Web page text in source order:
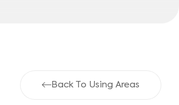
Back To Using Areas